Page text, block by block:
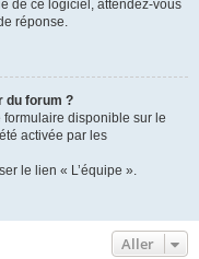
de ce logiciel, attendez-vous
réponse.
du forum ?
disponible sur le
activée par les
le lien « L’équipe ».
Aller